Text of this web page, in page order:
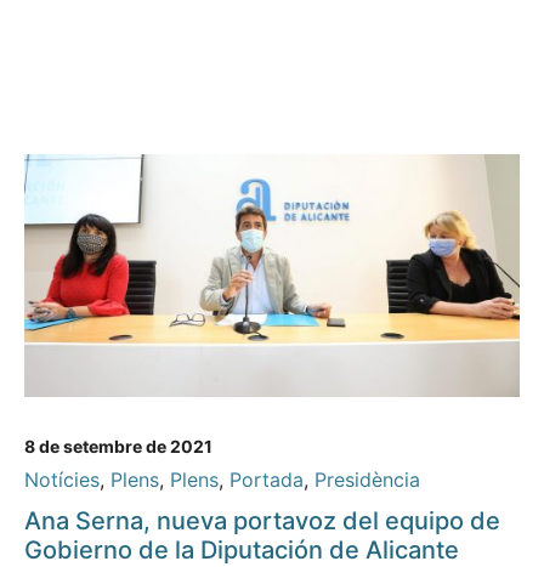
8 de setembre de 2021
Notícies, Plens, Plens, Portada, Presidència
Ana Serna, nueva portavoz del equipo de
Gobierno de la Diputación de Alicante